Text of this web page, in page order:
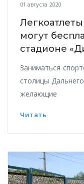
01 августа 2020
могут
стадионе
Заниматься
столицы
желающие
Читать